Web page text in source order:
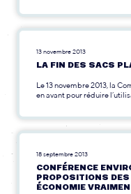
13 novembre 2013
LA FIN DES SACS
Le 13 novembre 2013, la
en avant pour réduire
18 septembre 2013
CONFÉRENCE
PROPOSITIONS
ÉCONOMIE